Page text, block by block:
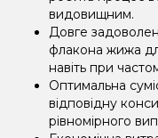
видовищним.
Довге
флакона жижа
навіть при
Оптимальна
відповідну
рівномірного